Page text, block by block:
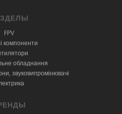
FPV
компоненти
обладнання
звуковипромінювачі